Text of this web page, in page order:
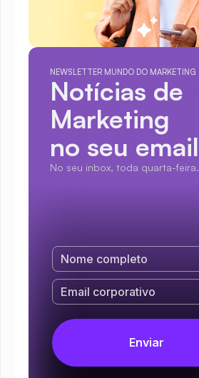
NEWSLETTER MUNDO DO MARKETING
Notícias de
Marketing
no seu email
No seu inbox, toda quarta-feira.